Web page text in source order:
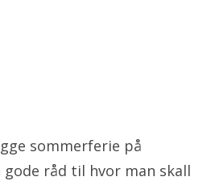
sommerferie på
gode råd til hvor man skall